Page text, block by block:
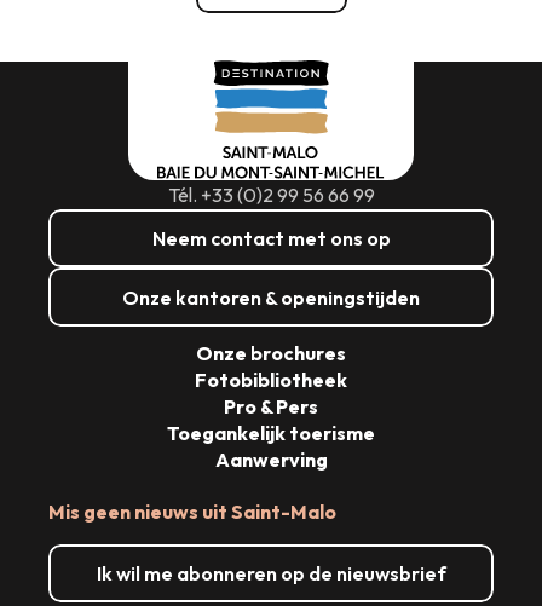
Tél. +33 (0)2 99 56 66 99
Neem contact met ons op
Onze kantoren & openingstijden
Mis geen nieuws uit Saint-Malo
Ik wil me abonneren op de nieuwsbrief
Onze brochures
Fotobibliotheek
Pro & Pers
Toegankelijk toerisme
Aanwerving